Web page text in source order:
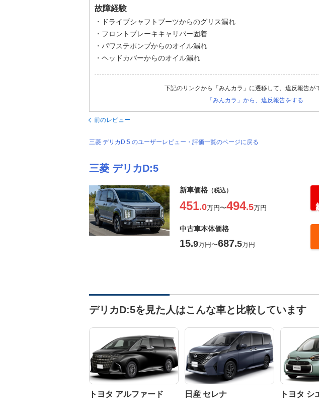
故障経験
・ドライブシャフトブーツからのグリス漏れ
・フロントブレーキキャリパー固着
・パワステポンプからのオイル漏れ
・ヘッドカバーからのオイル漏れ
下記のリンクから「みんカラ」に遷移して、違反報告が
「みんカラ」から、違反報告をする
前のレビュー
三菱 デリカD:5 のユーザーレビュー・評価一覧のページに戻る
三菱 デリカD:5
新車価格 （税込）
451.0万円〜494.5万円
中古車本体価格
15.9万円〜687.5万円
デリカD:5を見た人はこんな車と比較しています
トヨタ アルファード 日産 セレナ トヨタ シ